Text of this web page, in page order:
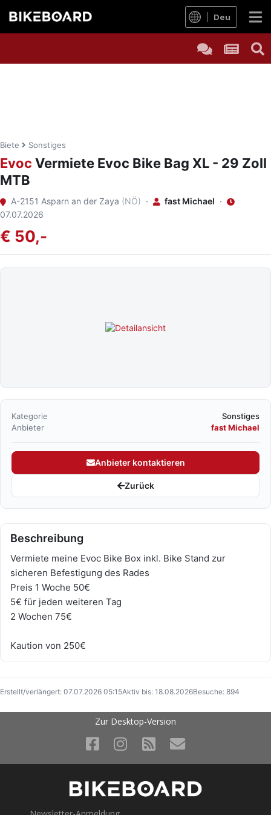
Deu
Biete Sonstiges
Evoc Vermiete Evoc Bike Bag XL - 29 Zoll
MTB
A-2151 Asparn an der Zaya (NÖ) · fast Michael ·
07.07.2026
€ 50,-
Kategorie
Sonstiges
Anbieter
fast Michael
Anbieter kontaktieren
Zurück
Beschreibung
Vermiete meine Evoc Bike Box inkl. Bike Stand zur
sicheren Befestigung des Rades
Preis 1 Woche 50€
5€ für jeden weiteren Tag
2 Wochen 75€
Kaution von 250€
Erstellt/verlängert: 07.07.2026 05:15Aktiv bis: 18.08.2026Besuche: 894
Zur Desktop-Version